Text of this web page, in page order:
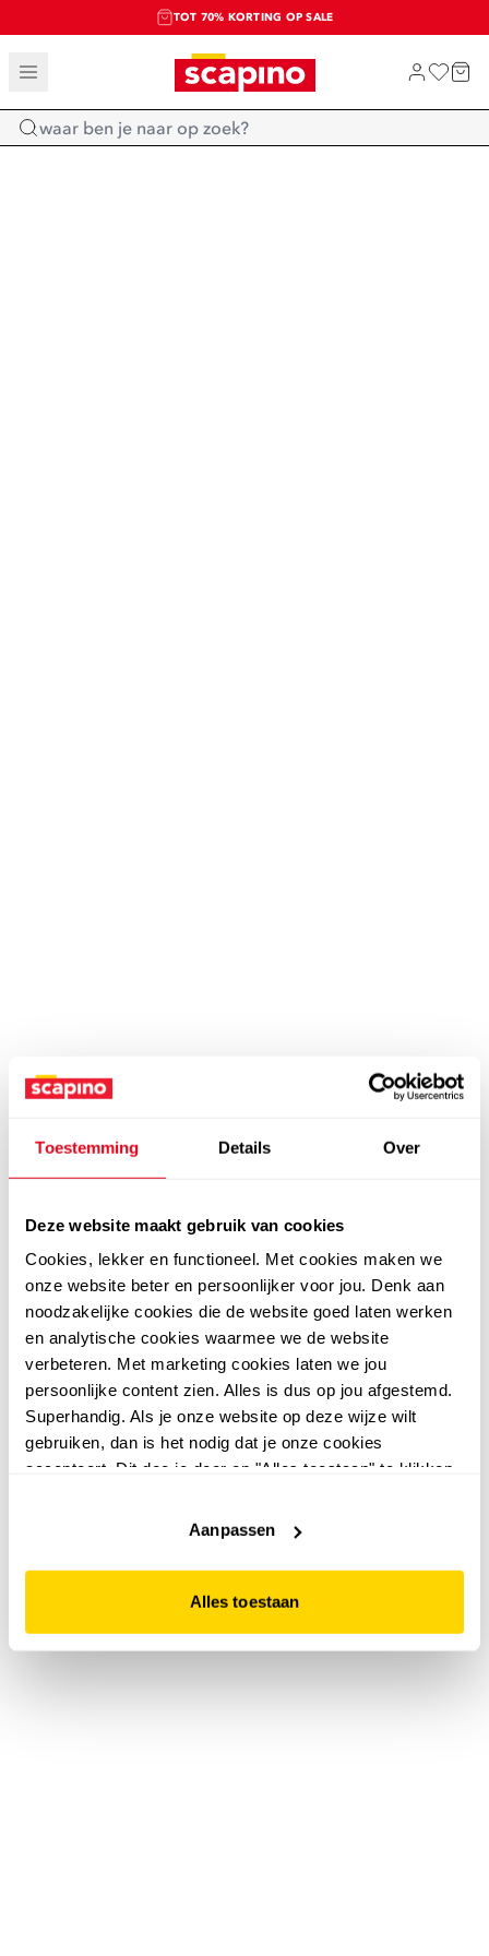
Toestemming Details Over
Deze website maakt gebruik van cookies
Cookies, lekker en functioneel. Met cookies maken we
onze website beter en persoonlijker voor jou. Denk aan
noodzakelijke cookies die de website goed laten werken
en analytische cookies waarmee we de website
verbeteren. Met marketing cookies laten we jou
persoonlijke content zien. Alles is dus op jou afgestemd.
Superhandig. Als je onze website op deze wijze wilt
gebruiken, dan is het nodig dat je onze cookies
accepteert. Dit doe je door op "Alles toestaan" te klikken.
website niet optimaal functioneert.
Aanpassen
Alles toestaan
TOT 70% KORTING OP SALE
SALE: LAATSTE KANS!
SHOP NIEUW
Home